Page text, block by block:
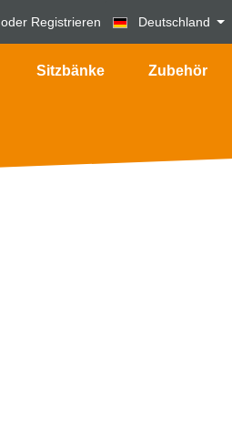
oder Registrieren Deutschland
Sitzbänke Zubehör